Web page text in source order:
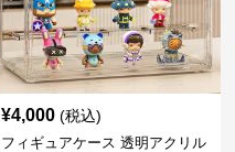
¥4,000 (税込)
フィギュアケース 透明アクリル